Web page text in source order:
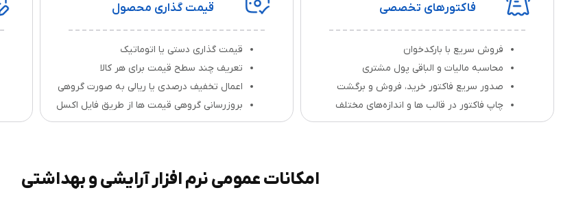
فاکتورهای تخصصی
فروش سریع با بارکدخوان
محاسبه مالیات و الباقی پول مشتری
صدور سریع فاکتور خرید، فروش و برگشت
چاپ فاکتور در قالب‌ ها و اندازه‌های مختلف
قیمت گذاری محصول
قیمت‌ گذاری دستی یا اتوماتیک
تعریف چند سطح قیمت برای هر کالا
اعمال تخفیف درصدی یا ریالی به‌ صورت گروهی
بروزرسانی گروهی قیمت‌ ها از طریق فایل اکسل
امکانات عمومی نرم افزار آرایشی و بهداشتی